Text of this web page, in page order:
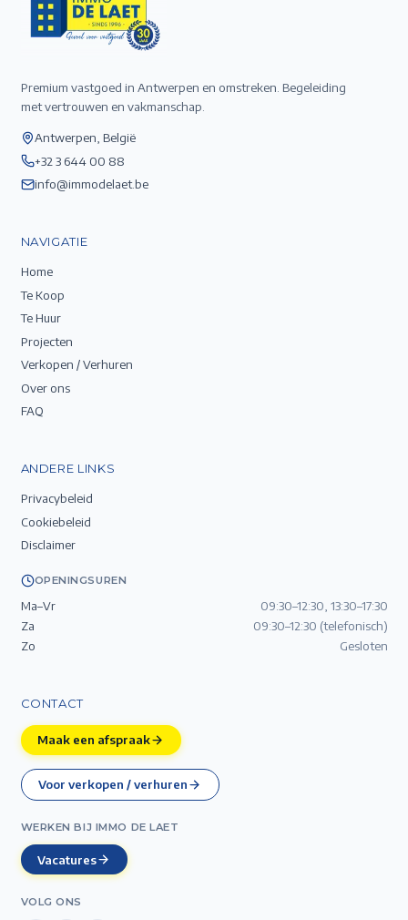
Premium vastgoed in Antwerpen en omstreken. Begeleiding
met vertrouwen en vakmanschap.
Antwerpen, België
+32 3 644 00 88
info@immodelaet.be
NAVIGATIE
Home
Te Koop
Te Huur
Projecten
Verkopen / Verhuren
Over ons
FAQ
ANDERE LINKS
Privacybeleid
Cookiebeleid
Disclaimer
OPENINGSUREN
Ma–Vr
09:30–12:30, 13:30–17:30
Za
09:30–12:30 (telefonisch)
Zo
Gesloten
CONTACT
Maak een afspraak
Voor verkopen / verhuren
WERKEN BIJ IMMO DE LAET
Vacatures
VOLG ONS